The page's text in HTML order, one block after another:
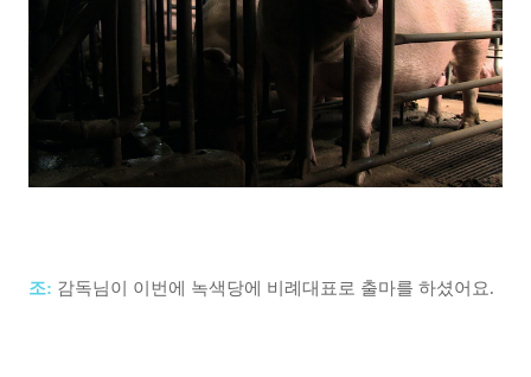
조: 감독님이 이번에 녹색당에 비례대표로 출마를 하셨어요.